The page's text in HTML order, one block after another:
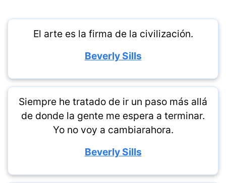
El arte es la firma de la civilización.
Beverly Sills
Siempre he tratado de ir un paso más allá
de donde la gente me espera a terminar.
Yo no voy a cambiarahora.
Beverly Sills